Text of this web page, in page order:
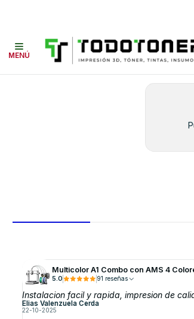
MENÚ
Multicolor A1 Combo con AMS 4
5.0 91 reseñas
Instalacion facil y rapida, impresion de
Elias Valenzuela Cerda
22-10-2025